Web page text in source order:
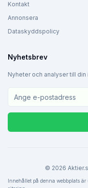
Kontakt
Annonsera
Dataskyddspolicy
Nyhetsbrev
Nyheter och analyser till din
© 2026
Innehållet på denna webbplats